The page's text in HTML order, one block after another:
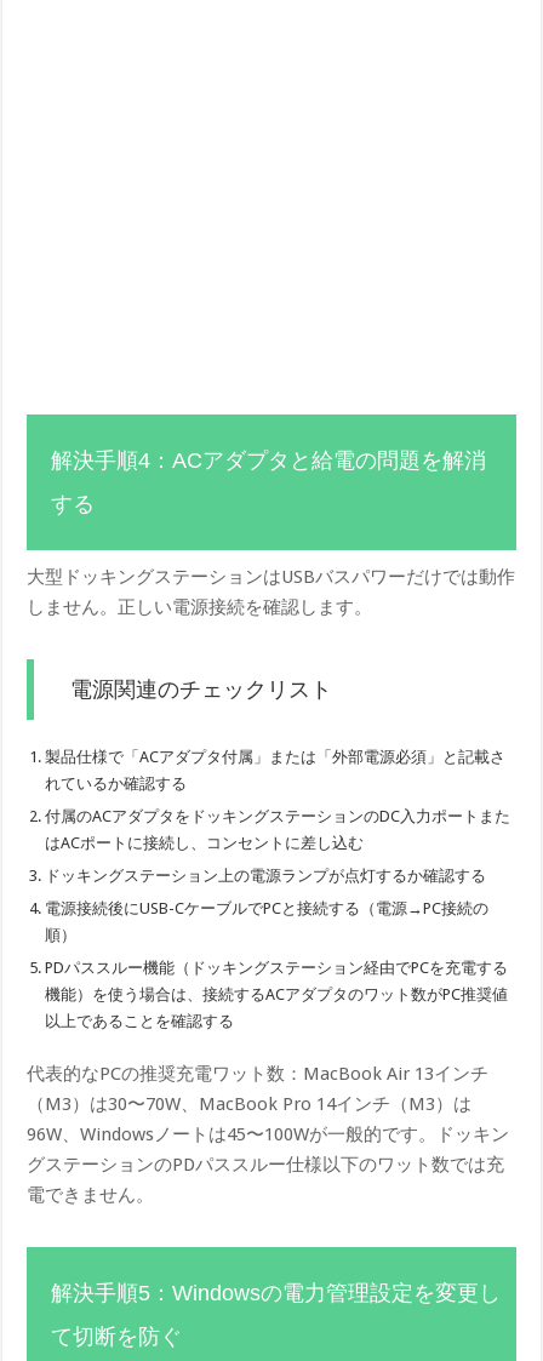
解決手順4：ACアダプタと給電の問題を解消
する
大型ドッキングステーションはUSBバスパワーだけでは動作
しません。正しい電源接続を確認します。
電源関連のチェックリスト
製品仕様で「ACアダプタ付属」または「外部電源必須」と記載さ
れているか確認する
付属のACアダプタをドッキングステーションのDC入力ポートまた
はACポートに接続し、コンセントに差し込む
ドッキングステーション上の電源ランプが点灯するか確認する
電源接続後にUSB-CケーブルでPCと接続する（電源→PC接続の
順）
PDパススルー機能（ドッキングステーション経由でPCを充電する
機能）を使う場合は、接続するACアダプタのワット数がPC推奨値
以上であることを確認する
代表的なPCの推奨充電ワット数：MacBook Air 13インチ
（M3）は30〜70W、MacBook Pro 14インチ（M3）は
96W、Windowsノートは45〜100Wが一般的です。ドッキン
グステーションのPDパススルー仕様以下のワット数では充
電できません。
解決手順5：Windowsの電力管理設定を変更し
て切断を防ぐ